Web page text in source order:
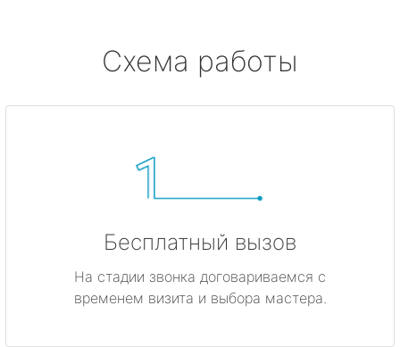
Схема работы
Бесплатный вызов
На стадии звонка договариваемся с
временем визита и выбора мастера.